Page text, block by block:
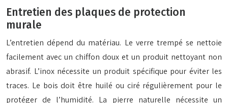
Entretien des plaques de protection
murale
L’entretien dépend du matériau. Le verre trempé se nettoie
facilement avec un chiffon doux et un produit nettoyant non
abrasif. L’inox nécessite un produit spécifique pour éviter les
traces. Le bois doit être huilé ou ciré régulièrement pour le
protéger de l’humidité. La pierre naturelle nécessite un